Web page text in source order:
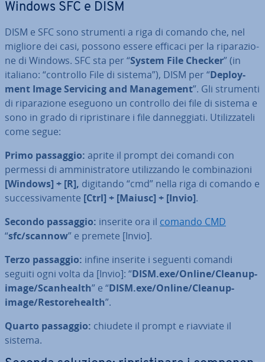
Windows SFC e DISM
DISM e SFC sono strumenti a riga di comando che, nel
migliore dei casi, possono essere efficaci per la ri­pa­ra­zio­
ne di Windows. SFC sta per “System File Checker” (in
italiano: “controllo File di sistema”), DISM per “De­ploy­
ment Image Servicing and Ma­na­ge­ment”. Gli strumenti
di ri­pa­ra­zio­ne eseguono un controllo dei file di sistema e
sono in grado di ri­pri­sti­na­re i file dan­neg­gia­ti. Uti­liz­za­te­li
come segue:
Primo passaggio: aprite il prompt dei comandi con
permessi di am­mi­ni­stra­to­re uti­liz­zan­do le com­bi­na­zio­ni
[Windows] + [R], digitando “cmd” nella riga di comando e
suc­ces­si­va­men­te [Ctrl] + [Maiusc] + [Invio].
Secondo passaggio: inserite ora il comando CMD
“sfc/scannow” e premete [Invio].
Terzo passaggio: infine inserite i seguenti comandi
seguiti ogni volta da [Invio]: “DISM.exe/Online/Cleanup-
image/Sca­n­health” e “DISM.exe/Online/Cleanup-
image/Re­sto­re­health”.
Quarto passaggio: chiudete il prompt e riavviate il
sistema.